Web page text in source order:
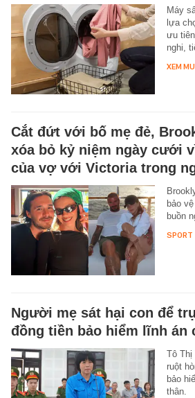
Máy
lựa
ưu
nghi,
XEM
Cắt đứt với bố mẹ đẻ,
xóa bỏ kỷ niệm ngày cưới
của vợ với Victoria trong
bảo
buồn
SPORT
Người mẹ sát hại con để
đồng tiền bảo hiểm lĩnh án
Tô Thị
ruột
bảo
thân.